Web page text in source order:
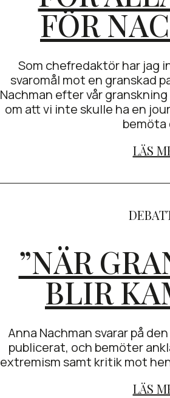
FÖR
Som chefredaktör har jag
svaromål mot en granskad
Nachman efter vår
om att vi inte skulle ha en
bemöta
LÄS
”NÄR
BLIR
Anna Nachman svarar på
publicerat, och bemöter
extremism samt kritik mot
LÄS